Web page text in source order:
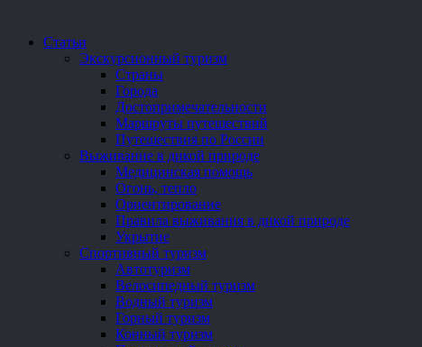
Статьи
Экскурсионный туризм
Страны
Города
Достопримечательности
Маршруты путешествий
Путешествия по России
Выживание в дикой природе
Медицинская помощь
Огонь, тепло
Ориентирование
Правила выживания в дикой природе
Укрытие
Спортивный туризм
Автотуризм
Велосипедный туризм
Водный туризм
Горный туризм
Конный туризм